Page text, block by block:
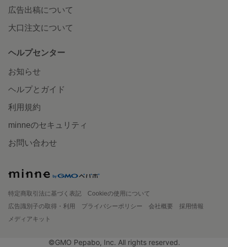
広告出稿について
大口注文について
ヘルプセンター
お知らせ
ヘルプとガイド
利用規約
minneのセキュリティ
お問い合わせ
特定商取引法に基づく表記
Cookieの使用について
広告識別子の取得・利用
プライバシーポリシー 会社概要
採用情報
メディアキット
©GMO Pepabo, Inc. All rights reserved.